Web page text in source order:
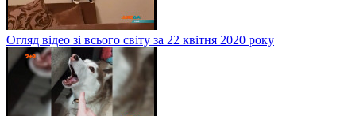
Огляд відео зі всього світу за 22 квітня 2020 року